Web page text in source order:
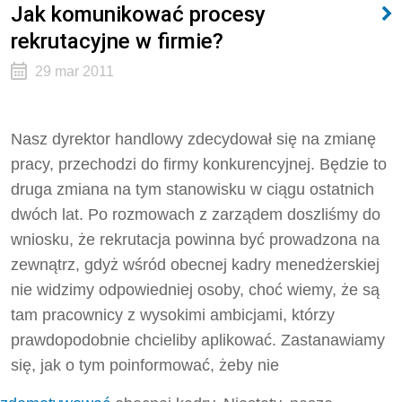
Jak komunikować procesy
rekrutacyjne w firmie?
29 mar 2011
Nasz dyrektor handlowy zdecydował się na zmianę
pracy, przechodzi do firmy konkurencyjnej. Będzie to
druga zmiana na tym stanowisku w ciągu ostatnich
dwóch lat. Po rozmowach z zarządem doszliśmy do
wniosku, że rekrutacja powinna być prowadzona na
zewnątrz, gdyż wśród obecnej kadry menedżerskiej
nie widzimy odpowiedniej osoby, choć wiemy, że są
tam pracownicy z wysokimi ambicjami, którzy
prawdopodobnie chcieliby aplikować. Zastanawiamy
się, jak o tym poinformować, żeby nie